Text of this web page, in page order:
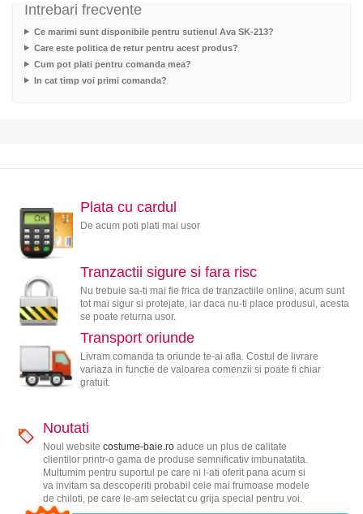
Intrebari frecvente
Ce marimi sunt disponibile pentru sutienul Ava SK-213?
Care este politica de retur pentru acest produs?
Cum pot plati pentru comanda mea?
In cat timp voi primi comanda?
Plata cu cardul
De acum poti plati mai usor
Tranzactii sigure si fara risc
Nu trebuie sa-ti mai fie frica de tranzactiile online, acum sunt
tot mai sigur si protejate, iar daca nu-ti place produsul, acesta
se poate returna usor.
Transport oriunde
Livram comanda ta oriunde te-ai afla. Costul de livrare
variaza in functie de valoarea comenzii si poate fi chiar
gratuit.
Noutati
Noul website costume-baie.roaduce un plus de calitate
clientilor printr-o gama de produse semnificativ imbunatatita.
Multumim pentru suportul pe care ni l-ati oferit pana acum si
va invitam sa descoperiti probabil cele mai frumoase modele
de chiloti, pe care le-am selectat cu grija special pentru voi.